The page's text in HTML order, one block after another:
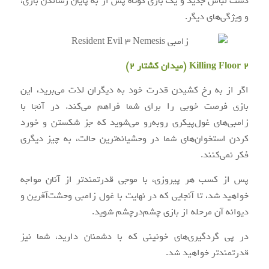
و ویژگی‌های دیگر.
Killing Floor 2 (میدان کشتار ۲)
اگر از به رخ کشیدن قدرت خود به دیگران لذت می‌برید، این
بازی فرصت خوبی را برای شما فراهم می‌کند. در آنجا با
زامبی‌های غول‌پیکری روبه‌رو می‌شوید که جز شکستن و خورد
کردن استخوان‌های شما در وحشیانه‌ترین حالت، به چیز دیگری
فکر نمی‌کنند.
پس از کسب هر پیروزی، با موجی قدرتمندتر از آنان مواجه
خواهید شد، تا آنجایی که در نهایت با غول زامبی وحشت‌آفرین و
دیوانه آن مرحله از بازی چشم‌درچشم شوید.
در پی گردگیری‌های خونینی که با دشمنان دارید، شما نیز
قدرتمندتر خواهید شد.